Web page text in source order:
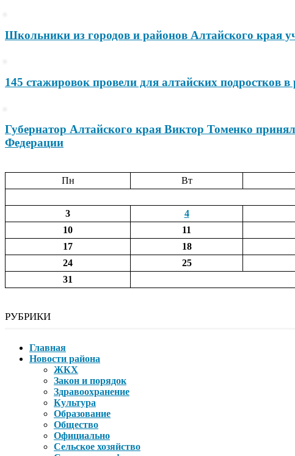
Школьники из городов и районов Алтайского края
145 стажировок провели для алтайских подростков
Губернатор Алтайского края Виктор Томенко
Федерации
Пн
Вт
3
4
10
11
17
18
24
25
31
РУБРИКИ
Главная
Новости района
ЖКХ
Закон и порядок
Здравоохранение
Культура
Образование
Общество
Официально
Сельское хозяйство